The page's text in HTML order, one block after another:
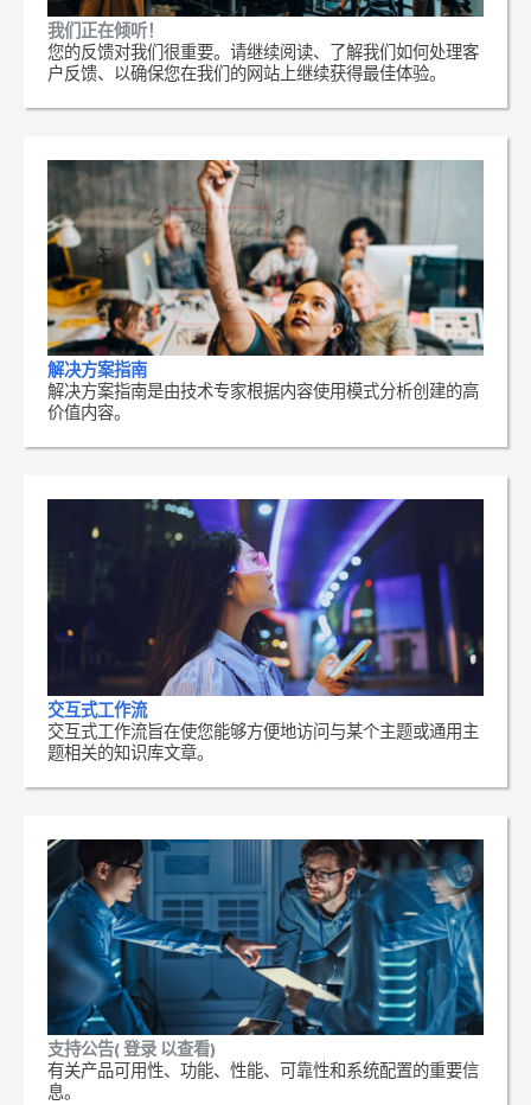
我们正在倾听！
您的反馈对我们很重要。请继续阅读、了解我们如何处理客
户反馈、以确保您在我们的网站上继续获得最佳体验。
解决方案指南
解决方案指南是由技术专家根据内容使用模式分析创建的高
价值内容。
交互式工作流
交互式工作流旨在使您能够方便地访问与某个主题或通用主
题相关的知识库文章。
支持公告( 登录 以查看)
有关产品可用性、功能、性能、可靠性和系统配置的重要信
息。